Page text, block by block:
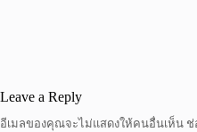
Leave a Reply
อีเมลของคุณจะไม่แสดงให้คนอื่นเห็น ช่